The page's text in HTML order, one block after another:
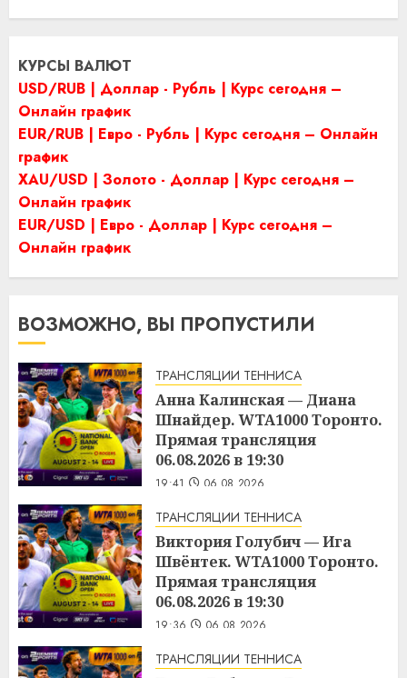
КУРСЫ ВАЛЮТ
USD/RUB | Доллар - Рубль | Курс сегодня –
Онлайн график
EUR/RUB | Евро - Рубль | Курс сегодня – Онлайн
график
XAU/USD | Золото - Доллар | Курс сегодня –
Онлайн график
EUR/USD | Евро - Доллар | Курс сегодня –
Онлайн график
ВОЗМОЖНО, ВЫ ПРОПУСТИЛИ
ТРАНСЛЯЦИИ ТЕННИСА
Анна Калинская — Диана
Шнайдер. WTA1000 Торонто.
Прямая трансляция
06.08.2026 в 19:30
19:41 06.08.2026
ТРАНСЛЯЦИИ ТЕННИСА
Виктория Голубич — Ига
Швёнтек. WTA1000 Торонто.
Прямая трансляция
06.08.2026 в 19:30
19:36 06.08.2026
ТРАНСЛЯЦИИ ТЕННИСА